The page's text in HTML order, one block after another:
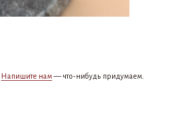
Напишите нам— что-нибудь придумаем.